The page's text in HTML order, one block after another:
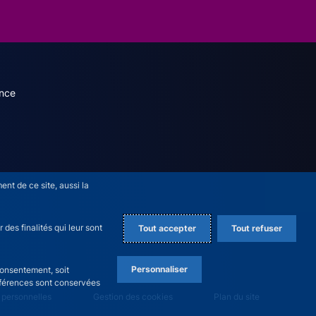
de ce site, aussi la
des finalités qui leur sont
soit
sont conservées
Tout accepter Tout refuser
Personnaliser
menu (French)
Gestion des cookies Plan du site